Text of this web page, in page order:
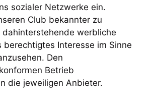
sozialer Netzwerke ein.
Club bekannter zu
dahinterstehende werbliche
berechtigtes Interesse im Sinne
Den
Betrieb
die jeweiligen Anbieter.